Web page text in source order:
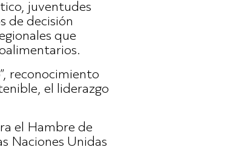
juventudes
de decisión
que
reconocimiento
el liderazgo
el Hambre de
Naciones Unidas